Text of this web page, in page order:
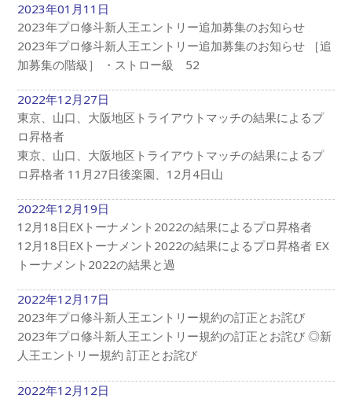
2023年01月11日
2023年プロ修斗新人王エントリー追加募集のお知らせ
2023年プロ修斗新人王エントリー追加募集のお知らせ ［追
加募集の階級］ ・ストロー級 52
2022年12月27日
東京、山口、大阪地区トライアウトマッチの結果によるプ
ロ昇格者
東京、山口、大阪地区トライアウトマッチの結果によるプ
ロ昇格者 11月27日後楽園、12月4日山
2022年12月19日
12月18日EXトーナメント2022の結果によるプロ昇格者
12月18日EXトーナメント2022の結果によるプロ昇格者 EX
トーナメント2022の結果と過
2022年12月17日
2023年プロ修斗新人王エントリー規約の訂正とお詫び
2023年プロ修斗新人王エントリー規約の訂正とお詫び ◎新
人王エントリー規約 訂正とお詫び
2022年12月12日